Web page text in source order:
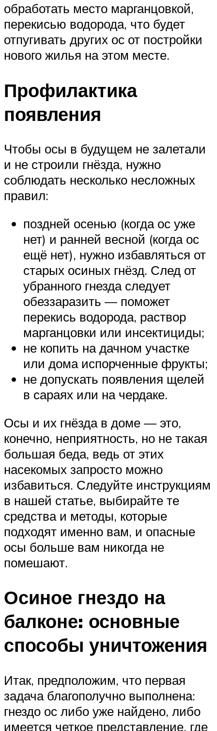
обработать место марганцовкой,
перекисью водорода, что будет
отпугивать других ос от постройки
нового жилья на этом месте.
Профилактика
появления
Чтобы осы в будущем не залетали
и не строили гнёзда, нужно
соблюдать несколько несложных
правил:
поздней осенью (когда ос уже
нет) и ранней весной (когда ос
ещё нет), нужно избавляться от
старых осиных гнёзд. След от
убранного гнезда следует
обеззаразить — поможет
перекись водорода, раствор
марганцовки или инсектициды;
не копить на дачном участке
или дома испорченные фрукты;
не допускать появления щелей
в сараях или на чердаке.
Осы и их гнёзда в доме — это,
конечно, неприятность, но не такая
большая беда, ведь от этих
насекомых запросто можно
избавиться. Следуйте инструкциям
в нашей статье, выбирайте те
средства и методы, которые
подходят именно вам, и опасные
осы больше вам никогда не
помешают.
Осиное гнездо на
балконе: основные
способы уничтожения
Итак, предположим, что первая
задача благополучно выполнена:
гнездо ос либо уже найдено, либо
имеется четкое представление, где